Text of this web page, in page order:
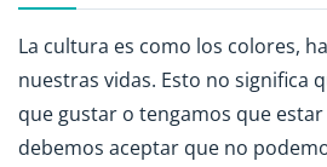
La cultura es como los colores,
nuestras vidas. Esto no significa
que gustar o tengamos que
debemos aceptar que no